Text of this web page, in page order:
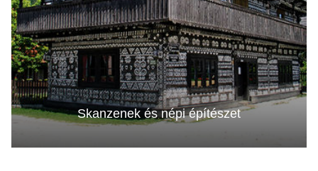
Skanzenek és népi építészet